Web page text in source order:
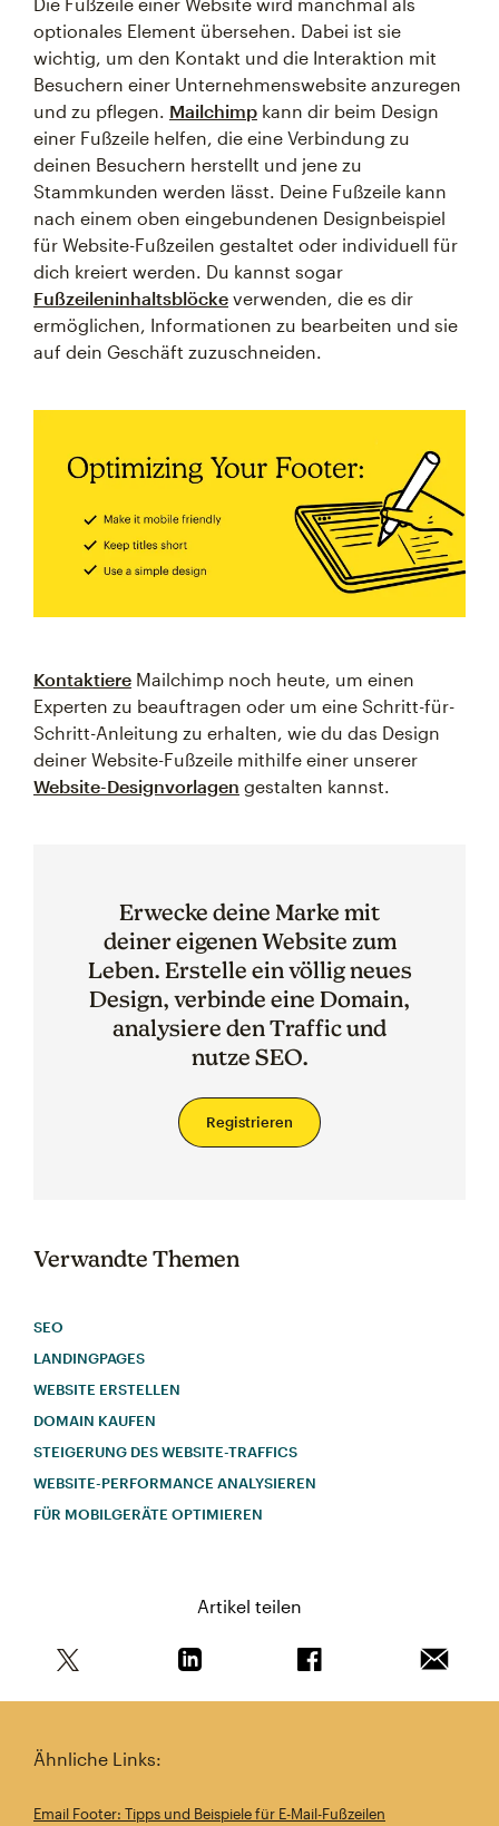
optionales Element übersehen. Dabei ist sie
wichtig, um den Kontakt und die Interaktion mit
Besuchern einer Unternehmenswebsite anzuregen
und zu pflegen. Mailchimp kann dir beim Design
einer Fußzeile helfen, die eine Verbindung zu
deinen Besuchern herstellt und jene zu
Stammkunden werden lässt. Deine Fußzeile kann
nach einem oben eingebundenen Designbeispiel
für Website-Fußzeilen gestaltet oder individuell für
dich kreiert werden. Du kannst sogar
Fußzeileninhaltsblöcke verwenden, die es dir
ermöglichen, Informationen zu bearbeiten und sie
auf dein Geschäft zuzuschneiden.
Kontaktiere Mailchimp noch heute, um einen
Experten zu beauftragen oder um eine Schritt-für-
Schritt-Anleitung zu erhalten, wie du das Design
deiner Website-Fußzeile mithilfe einer unserer
Website-Designvorlagen gestalten kannst.
Erwecke deine Marke mit
deiner eigenen Website zum
Leben. Erstelle ein völlig neues
Design, verbinde eine Domain,
analysiere den Traffic und
nutze SEO.
Registrieren
Verwandte Themen
SEO
LANDINGPAGES
WEBSITE ERSTELLEN
DOMAIN KAUFEN
STEIGERUNG DES WEBSITE-TRAFFICS
WEBSITE-PERFORMANCE ANALYSIEREN
FÜR MOBILGERÄTE OPTIMIEREN
Artikel teilen
Ähnliche Links:
Email Footer: Tipps und Beispiele für E-Mail-Fußzeilen